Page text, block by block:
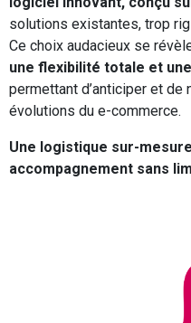
solutions existantes, trop
Ce choix audacieux se
une flexibilité totale et
permettant d’anticiper et de
évolutions du e-commerce.
Une logistique sur-
accompagnement sans